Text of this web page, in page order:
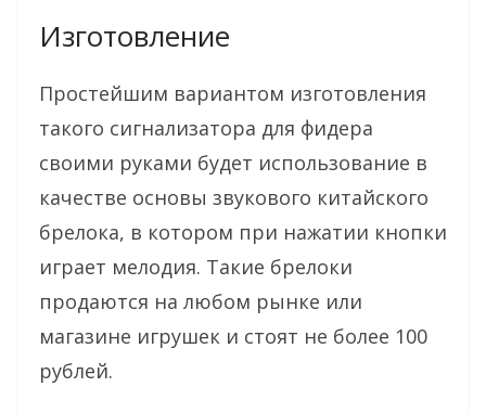
Изготовление
Простейшим вариантом изготовления
такого сигнализатора для фидера
своими руками будет использование в
качестве основы звукового китайского
брелока, в котором при нажатии кнопки
играет мелодия. Такие брелоки
продаются на любом рынке или
магазине игрушек и стоят не более 100
рублей.